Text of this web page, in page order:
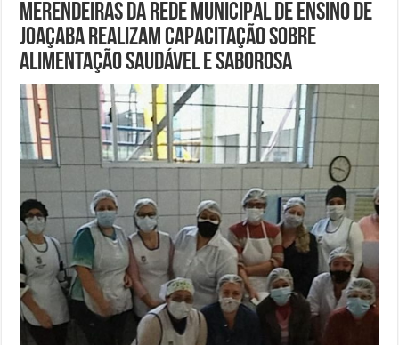
Merendeiras da Rede Municipal de Ensino de
Joaçaba realizam capacitação sobre
Alimentação Saudável e Saborosa